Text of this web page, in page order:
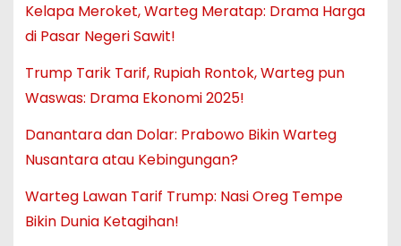
Kelapa Meroket, Warteg Meratap: Drama Harga
di Pasar Negeri Sawit!
Trump Tarik Tarif, Rupiah Rontok, Warteg pun
Waswas: Drama Ekonomi 2025!
Danantara dan Dolar: Prabowo Bikin Warteg
Nusantara atau Kebingungan?
Warteg Lawan Tarif Trump: Nasi Oreg Tempe
Bikin Dunia Ketagihan!